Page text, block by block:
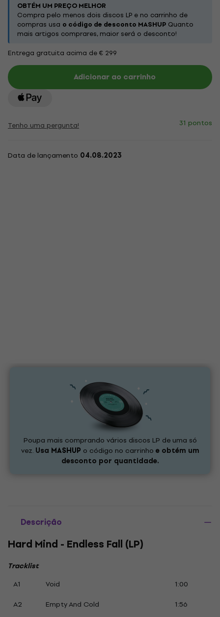
OBTÉM UM PREÇO MELHOR
Compra pelo menos dois discos LP e no carrinho de
compras usa o código de desconto MASHUP Quanto
mais artigos comprares, maior será o desconto!
Entrega gratuita acima de € 299
Adicionar ao carrinho
Tenho uma pergunta! 31 pontos
Data de lançamento 04.08.2023
Poupa mais comprando vários discos LP de uma só
vez. Usa MASHUP o código no carrinho e obtém um
desconto por quantidade.
Descrição
Hard Mind - Endless Fall (LP)
Tracklist
A1
Void
1:00
A2
Empty And Cold 1:56